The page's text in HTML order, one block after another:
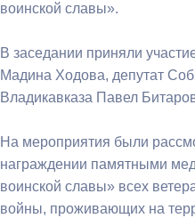
воинской славы».
В заседании приняли
Мадина Ходова, депутат
Владикавказа Павел
На мероприятия были
награждении памятными
воинской славы» всех
войны, проживающих на